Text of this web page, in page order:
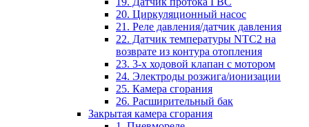
20. Циркуляционный насос
21. Реле давления/датчик давления
22. Датчик температуры NTC2 на
возврате из контура отопления
23. 3-х ходовой клапан с мотором
24. Электроды розжига/ионизации
25. Камера сгорания
26. Расширительный бак
Закрытая камера сгорания